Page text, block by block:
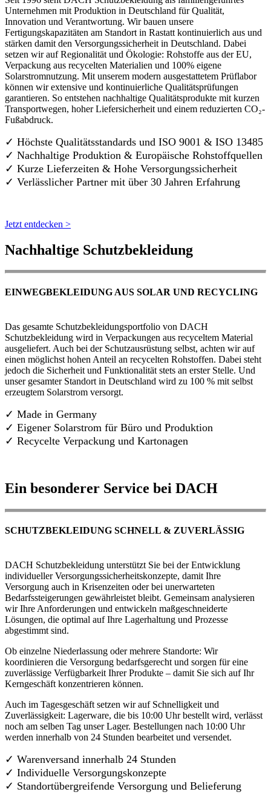
Unternehmen mit Produktion in Deutschland für Qualität,
Innovation und Verantwortung. Wir bauen unsere
Fertigungskapazitäten am Standort in Rastatt kontinuierlich aus und
stärken damit den Versorgungssicherheit in Deutschland. Dabei
setzen wir auf Regionalität und Ökologie: Rohstoffe aus der EU,
Verpackung aus recycelten Materialien und 100% eigene
Solarstromnutzung. Mit unserem modern ausgestattetem Prüflabor
können wir extensive und kontinuierliche Qualitätsprüfungen
garantieren. So entstehen nachhaltige Qualitätsprodukte mit kurzen
Transportwegen, hoher Liefersicherheit und einem reduzierten CO₂-
Fußabdruck.
✓ Höchste Qualitätsstandards und ISO 9001 & ISO 13485
✓ Nachhaltige Produktion & Europäische Rohstoffquellen
✓ Kurze Lieferzeiten & Hohe Versorgungssicherheit
✓ Verlässlicher Partner mit über 30 Jahren Erfahrung
Jetzt entdecken >
Nachhaltige Schutzbekleidung
EINWEGBEKLEIDUNG AUS SOLAR UND RECYCLING
Das gesamte Schutzbekleidungsportfolio von DACH
Schutzbekleidung wird in Verpackungen aus recyceltem Material
ausgeliefert. Auch bei der Schutzausrüstung selbst, achten wir auf
einen möglichst hohen Anteil an recycelten Rohstoffen. Dabei steht
jedoch die Sicherheit und Funktionalität stets an erster Stelle. Und
unser gesamter Standort in Deutschland wird zu 100 % mit selbst
erzeugtem Solarstrom versorgt.
✓ Made in Germany
✓ Eigener Solarstrom für Büro und Produktion
✓ Recycelte Verpackung und Kartonagen
Ein besonderer Service bei DACH
SCHUTZBEKLEIDUNG SCHNELL & ZUVERLÄSSIG
DACH Schutzbekleidung unterstützt Sie bei der Entwicklung
individueller Versorgungssicherheitskonzepte, damit Ihre
Versorgung auch in Krisenzeiten oder bei unerwarteten
Bedarfssteigerungen gewährleistet bleibt. Gemeinsam analysieren
wir Ihre Anforderungen und entwickeln maßgeschneiderte
Lösungen, die optimal auf Ihre Lagerhaltung und Prozesse
abgestimmt sind.
Ob einzelne Niederlassung oder mehrere Standorte: Wir
koordinieren die Versorgung bedarfsgerecht und sorgen für eine
zuverlässige Verfügbarkeit Ihrer Produkte – damit Sie sich auf Ihr
Kerngeschäft konzentrieren können.
Auch im Tagesgeschäft setzen wir auf Schnelligkeit und
Zuverlässigkeit: Lagerware, die bis 10:00 Uhr bestellt wird, verlässt
noch am selben Tag unser Lager. Bestellungen nach 10:00 Uhr
werden innerhalb von 24 Stunden bearbeitet und versendet.
✓ Warenversand innerhalb 24 Stunden
✓ Individuelle Versorgungskonzepte
✓ Standortübergreifende Versorgung und Belieferung